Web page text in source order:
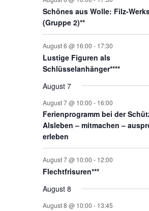
g
e
n
n
n
n
n
Schönes aus Wolle: Filz-
(Gruppe 2)**
August 6 @ 16:00 - 17:30
Lustige Figuren als
Schlüsselanhänger****
August 7
August 7 @ 10:00 - 16:00
Ferienprogramm bei der
Alsleben – mitmachen –
erleben
August 7 @ 10:00 - 12:00
Flechtfrisuren***
August 8
August 8 @ 10:00 - 13:45